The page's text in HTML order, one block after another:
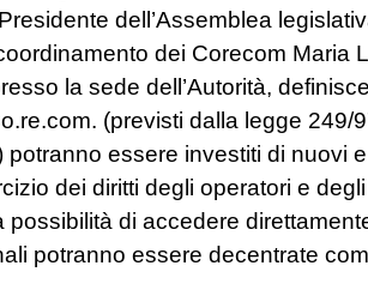
dell’Assemblea
dei Corecom Maria
la sede dell’Autorità,
(previsti dalla legge 249/
potranno essere investiti di nuovi
dei diritti degli operatori e
di accedere
potranno essere decentrate